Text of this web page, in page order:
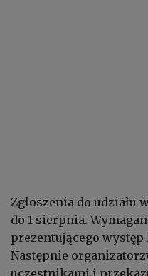
Zgłoszenia do udziału
do 1 sierpnia.
prezentującego
Następnie
uczestnikami i